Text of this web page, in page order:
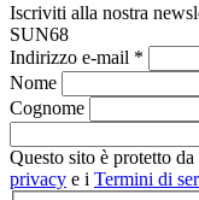
Iscriviti alla nostra
SUN68
Indirizzo e-mail *
Nome
Cognome
Questo sito è protetto
privacy e i Termini di